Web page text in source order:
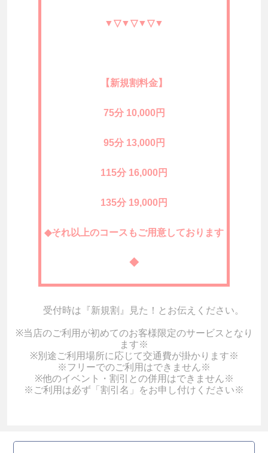
▼▽▼▽▼▽▼
【新規割料金】
75分 10,000円
95分 13,000円
115分 16,000円
135分 19,000円
◆それ以上のコースもご用意しております
◆
受付時は『新規割』見た！とお伝えください。
※当店のご利用が初めてのお客様限定のサービスとなり
ます※
※別途ご利用場所に応じて交通費が掛かります※
※フリーでのご利用はできません※
※他のイベント・割引との併用はできません※
※ご利用は必ず「割引名」をお申し付けください※